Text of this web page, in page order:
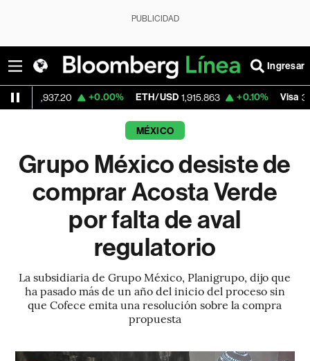
PUBLICIDAD
Ingresar
+0.00% ETH/USD 1,915.863 +0.10% Visa 362.50 -
MÉXICO
Grupo México desiste de
comprar Acosta Verde
por falta de aval
regulatorio
La subsidiaria de Grupo México, Planigrupo, dijo que
ha pasado más de un año del inicio del proceso sin
que Cofece emita una resolución sobre la compra
propuesta